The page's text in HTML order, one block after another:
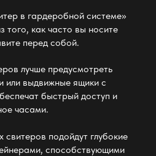
в гардеробной системе»
того, как часто вы носите
перед собой.
лучше предусмотреть
или выдвижные ящики с
быстрый доступ и
часами.
свитеров подойдут глубокие
способствующими